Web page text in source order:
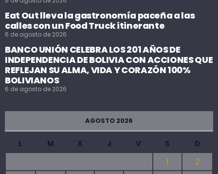
Eat Out lleva la gastronomía paceña a las
calles con un Food Truck itinerante
6 de agosto de 2026
BANCO UNIÓN CELEBRA LOS 201 AÑOS DE
INDEPENDENCIA DE BOLIVIA CON ACCIONES QUE
REFLEJAN SU ALMA, VIDA Y CORAZÓN 100%
BOLIVIANOS
6 de agosto de 2026
AGOSTO 2026
L M X J V S
D
1
2